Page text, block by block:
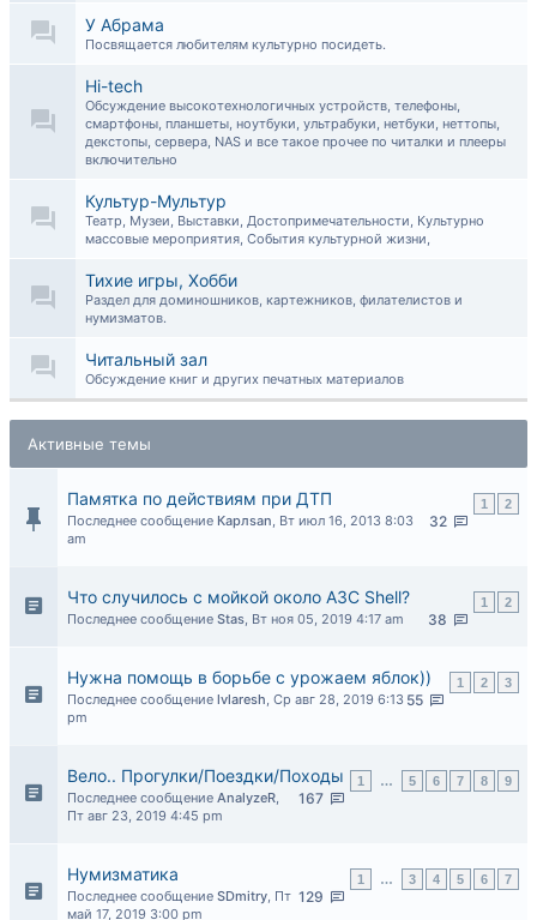
У Абрама
Посвящается любителям культурно посидеть.
Hi-tech
Обсуждение высокотехнологичных устройств, телефоны,
смартфоны, планшеты, ноутбуки, ультрабуки, нетбуки, неттопы,
декстопы, сервера, NAS и все такое прочее по читалки и плееры
включительно
Культур-Мультур
Театр, Музеи, Выставки, Достопримечательности, Культурно
массовые мероприятия, События культурной жизни,
Тихие игры, Хобби
Раздел для доминошников, картежников, филателистов и
нумизматов.
Читальный зал
Обсуждение книг и других печатных материалов
Активные темы
Памятка по действиям при ДТП 1 2
32
Последнее сообщение Карлsan, Вт июл 16, 2013 8:03
am
Что случилось с мойкой около АЗС Shell? 1 2
38
Последнее сообщение Stas, Вт ноя 05, 2019 4:17 am
Нужна помощь в борьбе с урожаем яблок)) 1 2 3
55
Последнее сообщение lvlaresh, Ср авг 28, 2019 6:13
pm
Вело.. Прогулки/Поездки/Походы 1 … 5 6 7 8 9
167
Последнее сообщение AnalyzeR,
Пт авг 23, 2019 4:45 pm
Нумизматика 1 … 3 4 5 6 7
129
Последнее сообщение SDmitry, Пт
май 17, 2019 3:00 pm